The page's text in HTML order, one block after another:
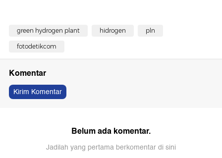
green hydrogen plant hidrogen pln
fotodetikcom
Komentar
Kirim Komentar
Belum ada komentar.
Jadilah yang pertama berkomentar di sini